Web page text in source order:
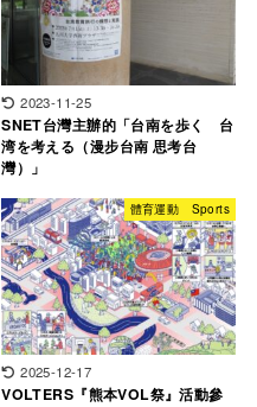
2023-11-25
SNET台灣主辦的「台南を歩く 台
湾を考える（漫步台南 思考台
灣）」
體育運動 Sports
2025-12-17
VOLTERS『熊本VOL祭』活動參